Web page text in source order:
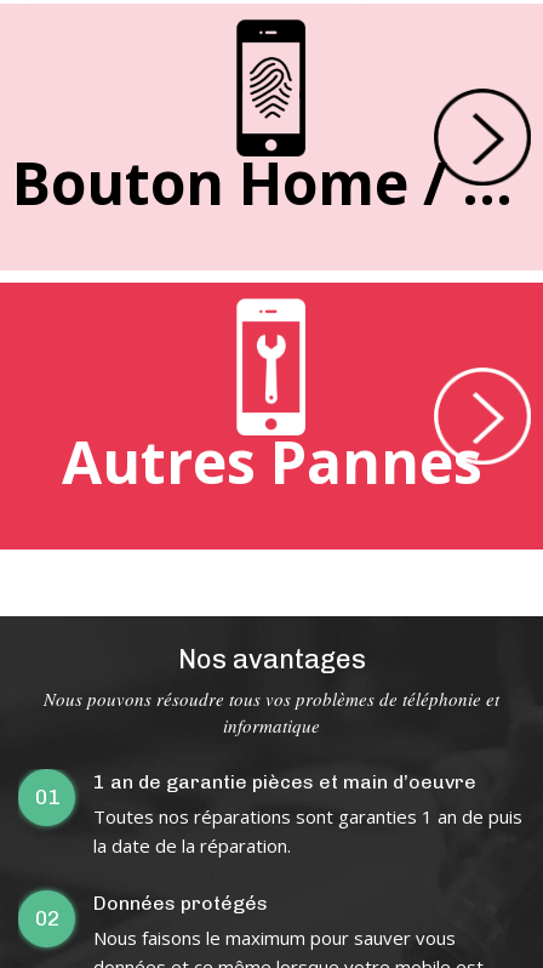
Bouton Home / Empreinte
Autres Pannes
Nos avantages
Nous pouvons résoudre tous vos problèmes de téléphonie et
informatique
01
1 an de garantie pièces et main d’oeuvre
Toutes nos réparations sont garanties 1 an de puis
la date de la réparation.
02
Données protégés
Nous faisons le maximum pour sauver vous